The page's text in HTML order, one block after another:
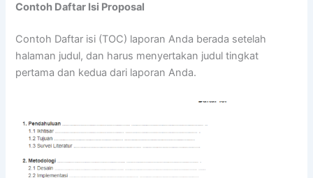
Contoh Daftar Isi Proposal
Contoh Daftar isi (TOC) laporan Anda berada setelah
halaman judul, dan harus menyertakan judul tingkat
pertama dan kedua dari laporan Anda.